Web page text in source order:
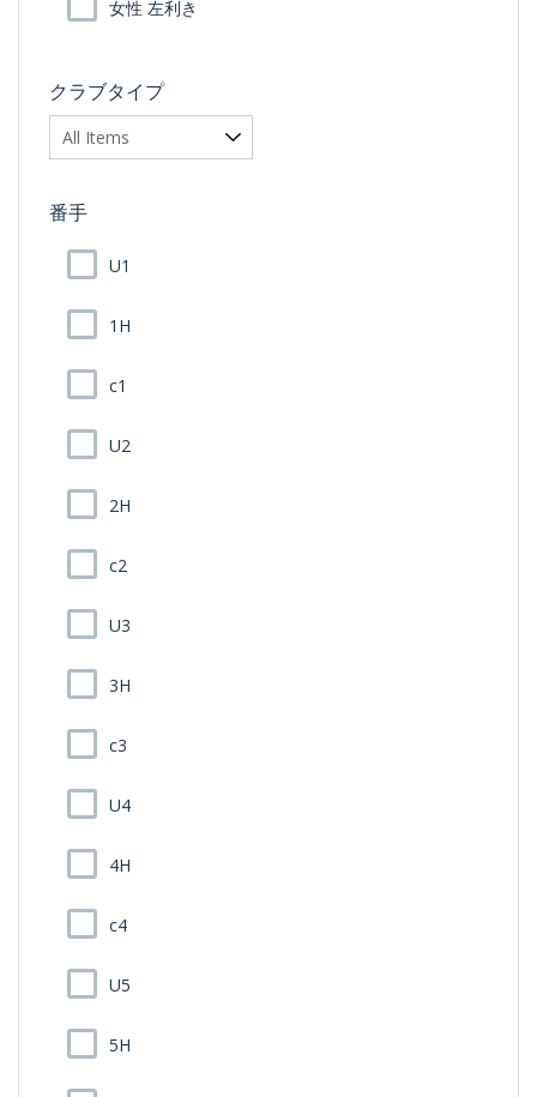
女性 左利き
クラブタイプ
番手
U1
1H
c1
U2
2H
c2
U3
3H
c3
U4
4H
c4
U5
5H